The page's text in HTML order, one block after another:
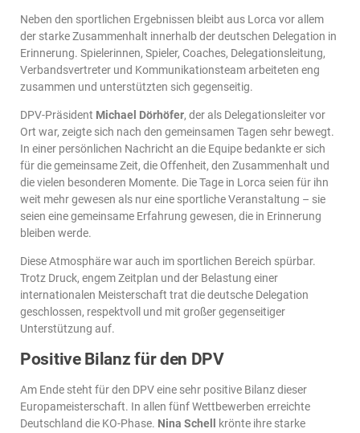
Neben den sportlichen Ergebnissen bleibt aus Lorca vor allem
der starke Zusammenhalt innerhalb der deutschen Delegation in
Erinnerung. Spielerinnen, Spieler, Coaches, Delegationsleitung,
Verbandsvertreter und Kommunikationsteam arbeiteten eng
zusammen und unterstützten sich gegenseitig.
DPV-Präsident Michael Dörhöfer, der als Delegationsleiter vor
Ort war, zeigte sich nach den gemeinsamen Tagen sehr bewegt.
In einer persönlichen Nachricht an die Equipe bedankte er sich
für die gemeinsame Zeit, die Offenheit, den Zusammenhalt und
die vielen besonderen Momente. Die Tage in Lorca seien für ihn
weit mehr gewesen als nur eine sportliche Veranstaltung – sie
seien eine gemeinsame Erfahrung gewesen, die in Erinnerung
bleiben werde.
Diese Atmosphäre war auch im sportlichen Bereich spürbar.
Trotz Druck, engem Zeitplan und der Belastung einer
internationalen Meisterschaft trat die deutsche Delegation
geschlossen, respektvoll und mit großer gegenseitiger
Unterstützung auf.
Positive Bilanz für den DPV
Am Ende steht für den DPV eine sehr positive Bilanz dieser
Europameisterschaft. In allen fünf Wettbewerben erreichte
Deutschland die KO-Phase. Nina Schell
krönte ihre starke